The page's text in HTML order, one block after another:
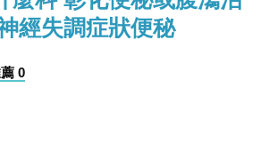
經失調症狀便秘
0